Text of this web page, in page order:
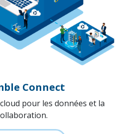
Connect
pour les données et la